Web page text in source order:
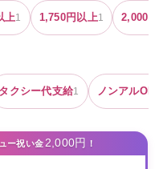
上1 1,750円以上1 2,000
タクシー代支給1 ノンアルOK
ー祝い金2,000円 ！